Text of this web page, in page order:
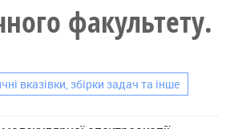
факультету.
вказівки, збірки задач та інше